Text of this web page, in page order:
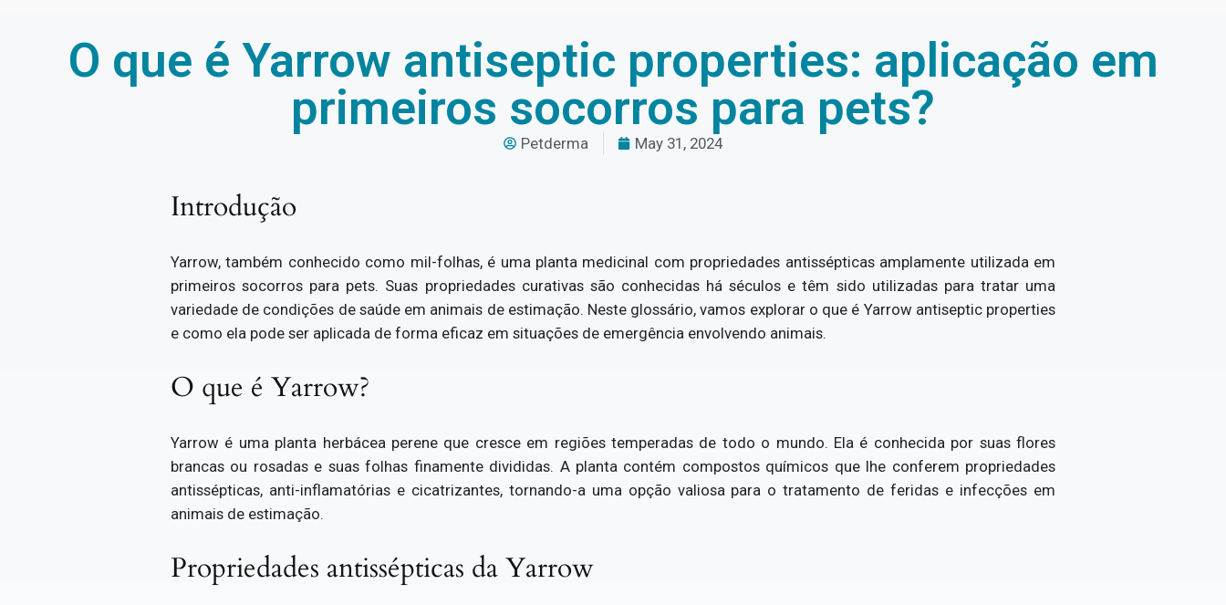
O que é Yarrow antiseptic properties: aplicação em
primeiros socorros para pets?
Petderma May 31, 2024
Introdução
Yarrow, também conhecido como mil-folhas, é uma planta medicinal com propriedades antissépticas amplamente utilizada em
primeiros socorros para pets. Suas propriedades curativas são conhecidas há séculos e têm sido utilizadas para tratar uma
variedade de condições de saúde em animais de estimação. Neste glossário, vamos explorar o que é Yarrow antiseptic properties
e como ela pode ser aplicada de forma eficaz em situações de emergência envolvendo animais.
O que é Yarrow?
Yarrow é uma planta herbácea perene que cresce em regiões temperadas de todo o mundo. Ela é conhecida por suas flores
brancas ou rosadas e suas folhas finamente divididas. A planta contém compostos químicos que lhe conferem propriedades
antissépticas, anti-inflamatórias e cicatrizantes, tornando-a uma opção valiosa para o tratamento de feridas e infecções em
animais de estimação.
Propriedades antissépticas da Yarrow